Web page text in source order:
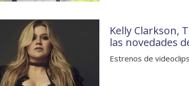
Kelly Clarkson,
las novedades
Estrenos de